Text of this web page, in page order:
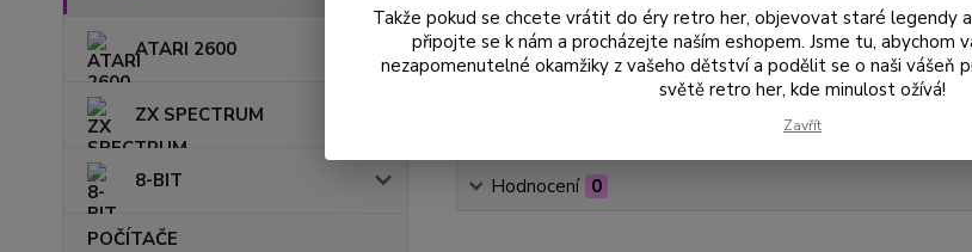
ATARI 2600
ZX SPECTRUM
8-BIT
POČÍTAČE
Hodnocení 0
Takže pokud se chcete vrátit do éry retro her, objevovat staré legendy
připojte se k nám a procházejte naším eshopem. Jsme tu, abychom
nezapomenutelné okamžiky z vašeho dětství a podělit se o naši vášeň
světě retro her, kde minulost ožívá!
Zavřít